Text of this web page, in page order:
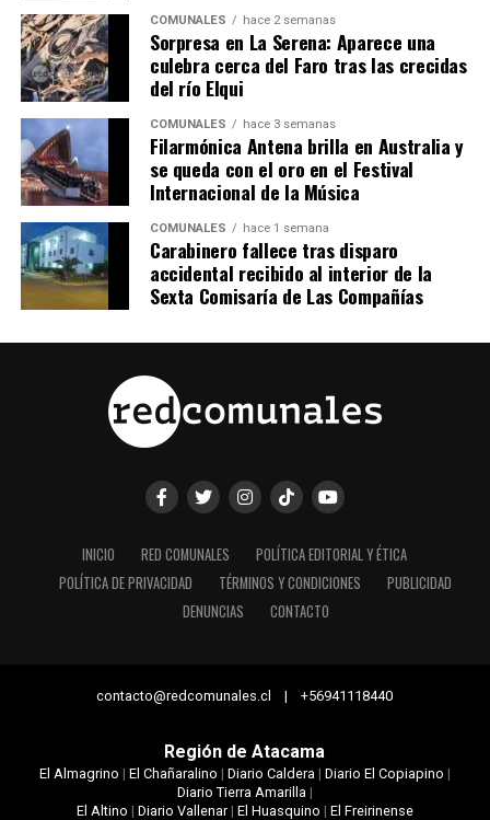
COMUNALES hace 2 semanas
Sorpresa en La Serena: Aparece una
culebra cerca del Faro tras las crecidas
del río Elqui
COMUNALES hace 3 semanas
Filarmónica Antena brilla en Australia y
se queda con el oro en el Festival
Internacional de la Música
COMUNALES hace 1 semana
Carabinero fallece tras disparo
accidental recibido al interior de la
Sexta Comisaría de Las Compañías
INICIO RED COMUNALES
POLÍTICA EDITORIAL Y ÉTICA
POLÍTICA DE PRIVACIDAD
TÉRMINOS Y CONDICIONES
PUBLICIDAD
DENUNCIAS
CONTACTO
contacto@redcomunales.cl | +56941118440
Región de Atacama
El Almagrino | El Chañaralino | Diario Caldera| Diario El Copiapino |
Diario Tierra Amarilla|
El Altino | Diario Vallenar| El Huasquino | El Freirinense